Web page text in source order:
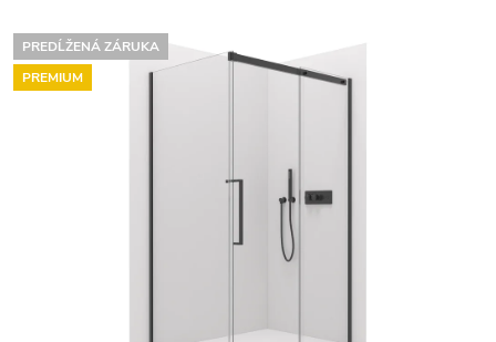
PREDĹŽENÁ ZÁRUKA
PREMIUM